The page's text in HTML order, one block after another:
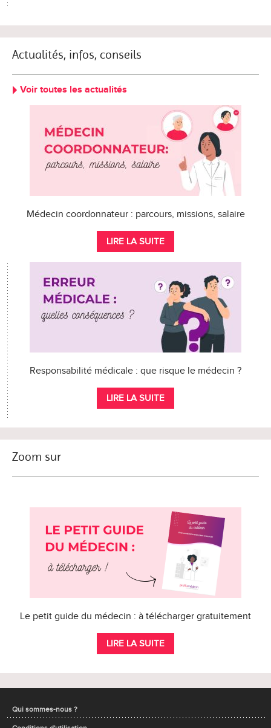
Actualités, infos, conseils
Voir toutes les actualités
Médecin coordonnateur : parcours, missions, salaire
LIRE LA SUITE
Responsabilité médicale : que risque le médecin ?
LIRE LA SUITE
Zoom sur
Le petit guide du médecin : à télécharger gratuitement
LIRE LA SUITE
Qui sommes-nous ?